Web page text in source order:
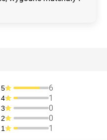
5 6
4 1
3 0
2 0
1 1